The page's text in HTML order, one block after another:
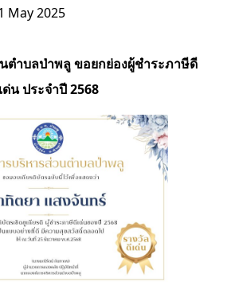
May 2025
ตำบลป่าพลู ขอยกย่องผู้ชำระภาษีดี
เด่น ประจำปี 2568